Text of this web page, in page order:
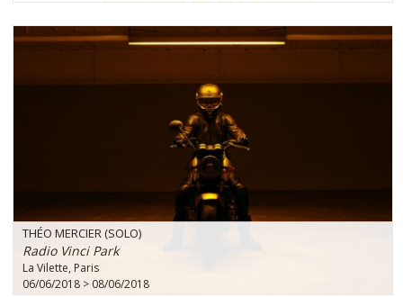
THÉO MERCIER (SOLO)
Radio Vinci Park
La Vilette, Paris
06/06/2018 > 08/06/2018